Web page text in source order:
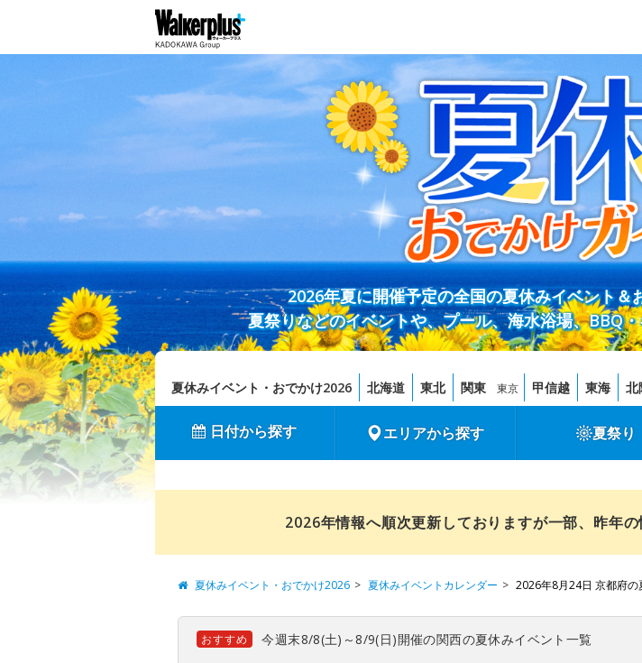
2026年夏に開催予定の全国の夏休みイベント
夏祭りなどのイベントや、プール、海水浴場、BBQ
夏休みイベント・おでかけ2026 北海道 東北 関東 東京 甲信越 東海 北
日付から探す エリアから探す 夏祭り
2026年情報へ順次更新しておりますが一部、昨年
夏休みイベント・おでかけ2026 夏休みイベントカレンダー 2026年8月24日 京都府の
おすすめ 今週末8/8(土)～8/9(日)開催の関西の夏休みイベント一覧